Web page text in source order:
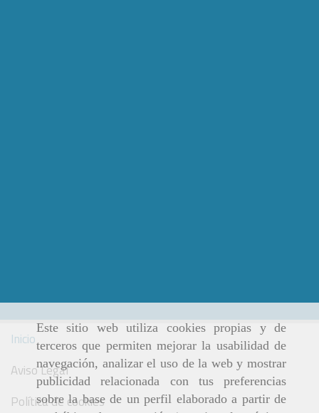
Este sitio web utiliza cookies propias y de
terceros que permiten mejorar la usabilidad de
navegación, analizar el uso de la web y mostrar
publicidad relacionada con tus preferencias
sobre la base de un perfil elaborado a partir de
Inicio
Aviso Legal
Política de cookies